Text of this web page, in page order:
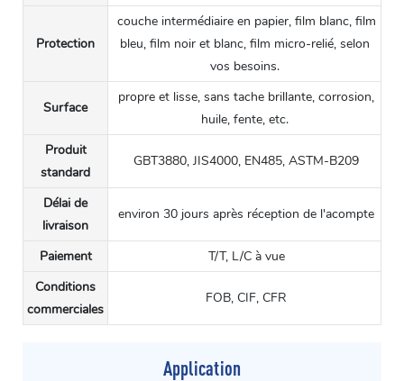
Protection
couche intermédiaire en papier, film blanc, film
bleu, film noir et blanc, film micro-relié, selon
vos besoins.
Surface
propre et lisse, sans tache brillante, corrosion,
huile, fente, etc.
Produit
standard
GBT3880, JIS4000, EN485, ASTM-B209
Délai de
livraison
environ 30 jours après réception de l'acompte
Paiement
T/T, L/C à vue
Conditions
commerciales
FOB, CIF, CFR
Application